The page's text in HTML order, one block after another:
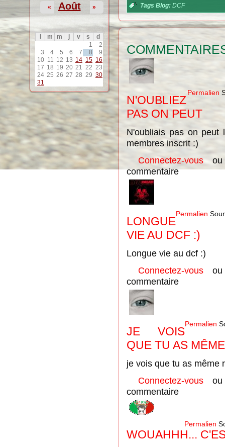
Août
« »
m m j v s
d
1
2
3
4 5 6 7 8
9
10 11 12 13 14 15 16
17 18 19 20 21 22 23
24 25 26 27 28 29 30
31
Tags Blog: DCF
Permalien
N'OUBLIEZ
PAS ON PEUT
N'oubliais pas on peut
membres inscrit :)
Connectez-vous
commentaire
Permalien
LONGUE
VIE AU DCF :)
Longue vie au dcf :)
Connectez-vous
commentaire
Permalien
JE VOIS
QUE TU AS MÊME
je vois que tu as même
Connectez-vous
commentaire
Permalien
WOUAHHH...